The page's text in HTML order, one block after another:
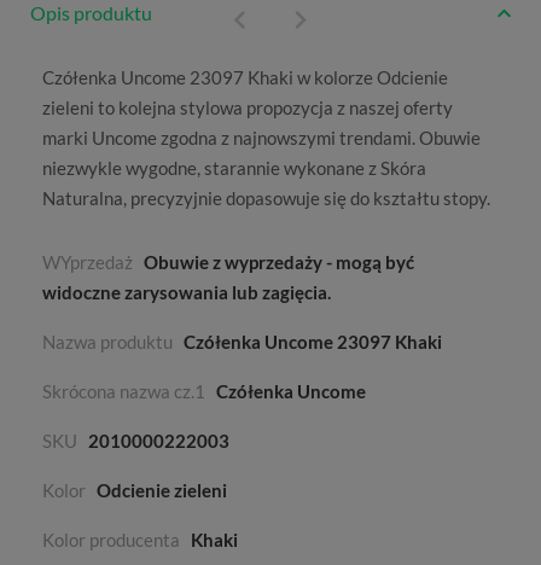
Opis produktu
Czółenka Uncome 23097 Khaki w kolorze Odcienie
zieleni to kolejna stylowa propozycja z naszej oferty
marki Uncome zgodna z najnowszymi trendami. Obuwie
niezwykle wygodne, starannie wykonane zSkóra
Naturalna, precyzyjnie dopasowuje się do kształtu stopy.
WYprzedaż Obuwie z wyprzedaży - mogą być
widoczne zarysowania lub zagięcia.
Nazwa produktu Czółenka Uncome 23097 Khaki
Skrócona nazwa cz.1 Czółenka Uncome
SKU 2010000222003
Kolor Odcienie zieleni
Kolor producenta Khaki